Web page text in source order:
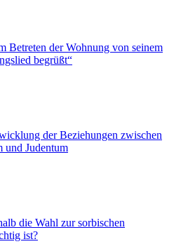
Betreten der Wohnung von seinem
begrüßt“
der Beziehungen zwischen
und Judentum
die Wahl zur sorbischen
ist?